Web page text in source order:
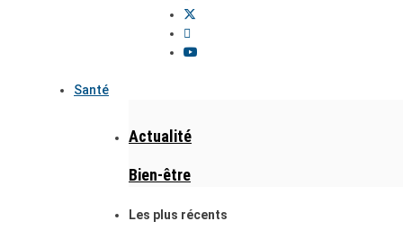
Santé
Actualité
Bien-être
Les plus récents